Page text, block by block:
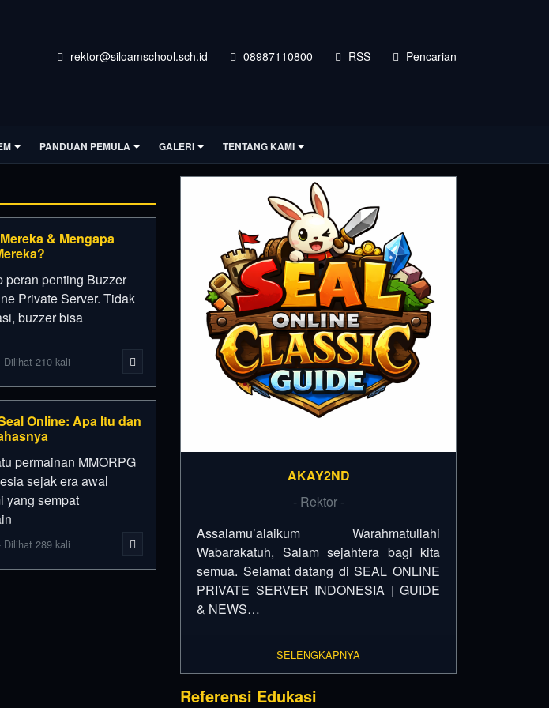
rektor@siloamschool.sch.id 08987110800 RSS Pencarian
PANDUAN PEMULA GALERI TENTANG KAMI
& Mengapa
peran penting Buzzer
Private Server. Tidak
buzzer bisa
210 kali
Online: Apa Itu dan
permainan MMORPG
sejak era awal
yang sempat
289 kali
AKAY2ND
- Rektor -
Assalamu’alaikum Warahmatullahi
Wabarakatuh, Salam sejahtera bagi kita
semua. Selamat datang di SEAL ONLINE
PRIVATE SERVER INDONESIA | GUIDE
& NEWS…
SELENGKAPNYA
Referensi Edukasi